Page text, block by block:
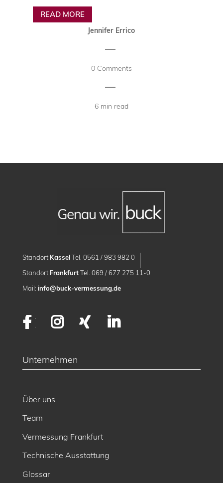
READ MORE
Jennifer Errico
|
0 Comments
|
6 min read
Standort KasselTel. 0561 / 983 982 0
Standort FrankfurtTel. 069 / 677 275 11-0
Mail: info@buck-vermessung.de
FacebookInstagram
XING
Unternehmen
Über uns
Team
Vermessung Frankfurt
Technische Ausstattung
Glossar